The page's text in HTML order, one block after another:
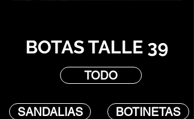
BOTAS TALLE 39
TODO
SANDALIAS BOTINETAS